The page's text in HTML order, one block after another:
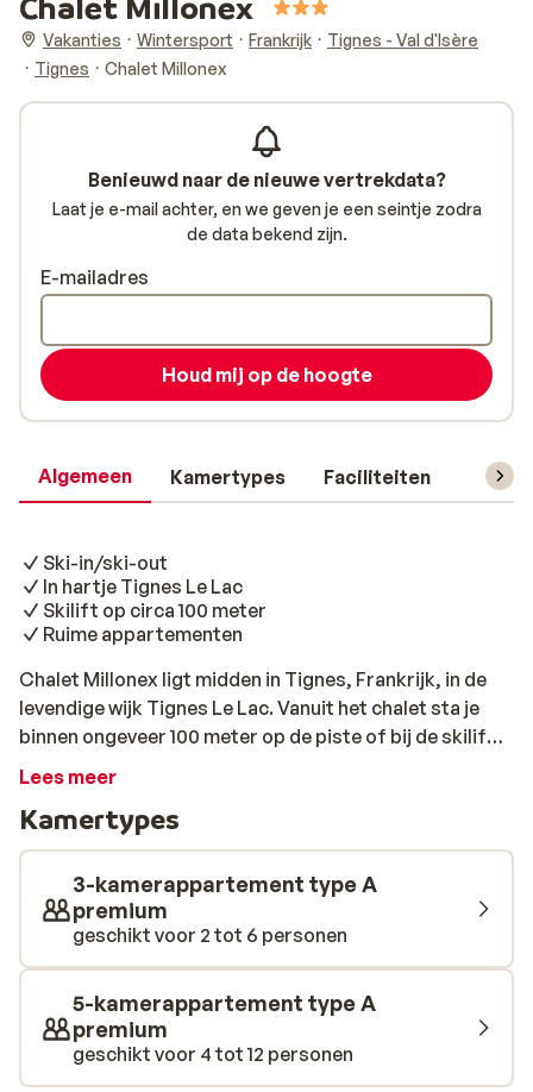
Vakanties Wintersport Frankrijk
Tignes - Val d'Isère
Tignes
Chalet Millonex
Algemeen Kamertypes Faciliteiten
Ski-in/ski-out
In hartje Tignes Le Lac
Skilift op circa 100 meter
Ruime appartementen
Chalet Millonex ligt midden in Tignes, Frankrijk, in de
levendige wijk Tignes Le Lac. Vanuit het chalet sta je
binnen ongeveer 100 meter op de piste of bij de skilift.
Alles voelt hier compact, gezellig en direct verbonden
uitstraling met veel hout en biedt comfortabele
appartementen. Je verblijft in een
3‑kamerappartement voor kleinere gezelschappen of
een ruim 5‑kamerappartement voor grotere groepen.
Binnen voelt het warm en praktisch aan, met fijne
leefruimtes om samen te eten en bij te komen na een
actieve dag. Dankzij de ski‑in/ski‑out ligging klik je je
ski’s vrijwel bij de voordeur aan en ski je zo het gebied
van Tignes – Val d’Isère in. Winkels, bars en restaurants
liggen letterlijk om de hoek, waardoor alles dichtbij en
Lees meer
Kamertypes
3-kamerappartement type A
premium
geschikt voor 2 tot 6 personen
5-kamerappartement type A
premium
geschikt voor 4 tot 12 personen
Benieuwd naar de nieuwe vertrekdata?
Laat je e-mail achter, en we geven je een seintje zodra
de data bekend zijn.
E-mailadres
Houd mij op de hoogte